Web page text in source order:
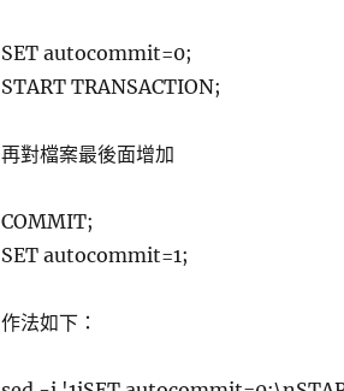
SET autocommit=0;
START TRANSACTION;
再對檔案最後面增加
COMMIT;
SET autocommit=1;
作法如下：